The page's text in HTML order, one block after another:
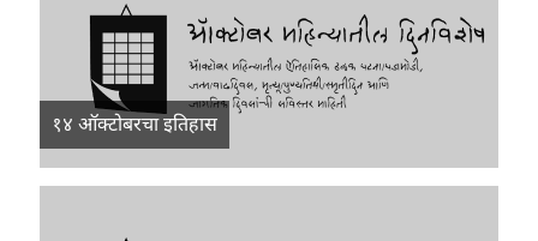
१४ ऑक्टोबरचा इतिहास